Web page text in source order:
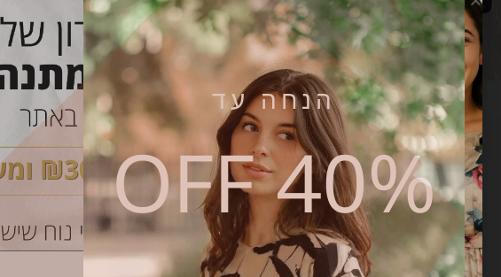
קטגוריה: Uncategorized שיתוף
הנחה עד
40% OFF